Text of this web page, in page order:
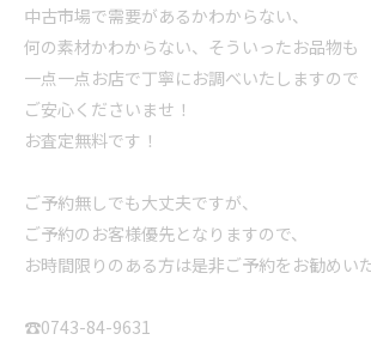
中古市場で需要があるかわからない、
何の素材かわからない、そういったお品物も
一点一点お店で丁寧にお調べいたしますので
ご安心くださいませ！
お査定無料です！
ご予約無しでも大丈夫ですが、
ご予約のお客様優先となりますので、
お時間限りのある方は是非ご予約をお勧めい
☎️0743-84-9631